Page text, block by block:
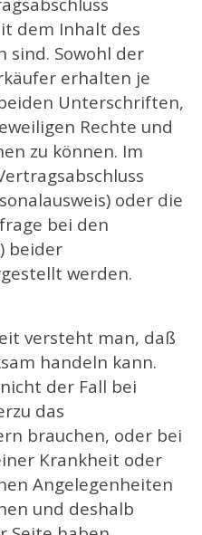
dem Inhalt des
sind. Sowohl der
erhalten je
Unterschriften,
Rechte und
zu können. Im
oder die
bei den
beider
werden.
versteht man, daß
handeln kann.
der Fall bei
das
brauchen, oder bei
Krankheit oder
Angelegenheiten
und deshalb